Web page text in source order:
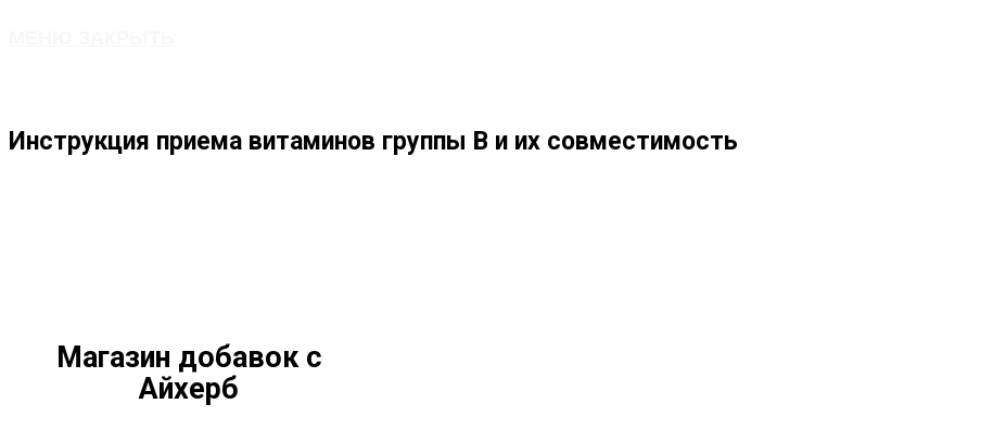
ВЕБ-
Инструкция приема витаминов группы В и их совместимость
Магазин добавок с
Айхерб